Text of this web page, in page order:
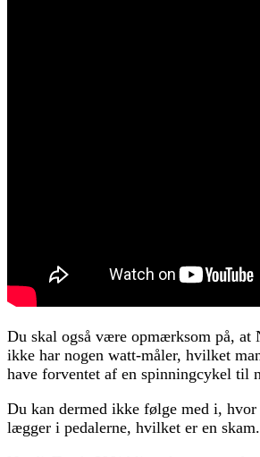
Du skal også være opmærksom på, at
ikke har nogen watt-måler, hvilket
have forventet af en spinningcykel til
Du kan dermed ikke følge med i,
lægger i pedalerne, hvilket er en skam.